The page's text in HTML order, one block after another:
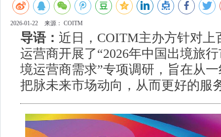
2026-01-22 来源： COITM
导语： 近日，COITM主办方针对上
运营商开展了“2026年中国出境旅
境运营商需求”专项调研，旨在从
把脉未来市场动向，从而更好的服